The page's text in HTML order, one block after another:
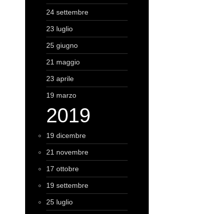
24 settembre
23 luglio
25 giugno
21 maggio
23 aprile
19 marzo
2019
19 dicembre
21 novembre
17 ottobre
19 settembre
25 luglio